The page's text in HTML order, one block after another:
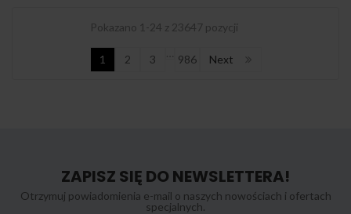
Pokazano 1-24 z 23647 pozycji
1 2 3 986 Next
ZAPISZ SIĘ DO NEWSLETTERA!
Otrzymuj powiadomienia e-mail o naszych nowościach i ofertach
specjalnych.